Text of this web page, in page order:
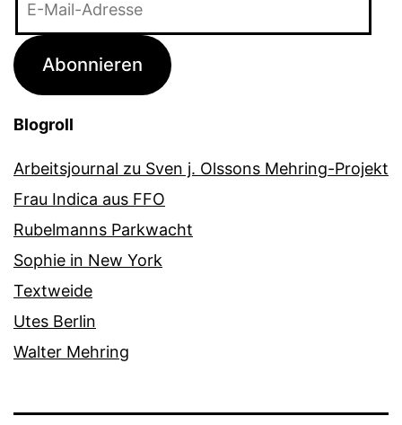
Adresse
Abonnieren
Blogroll
Arbeitsjournal zu Sven j. Olssons Mehring-Projekt
Frau Indica aus FFO
Rubelmanns Parkwacht
Sophie in New York
Textweide
Utes Berlin
Walter Mehring